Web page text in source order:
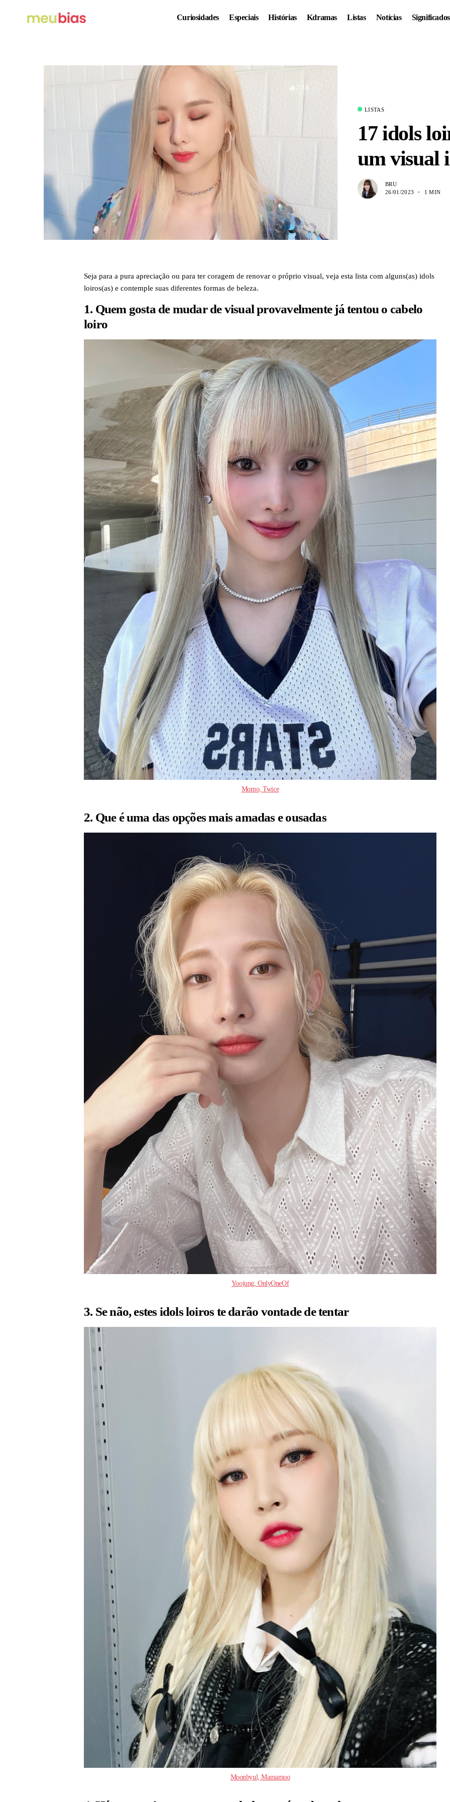
Curiosidades Especiais Histórias Kdramas Listas Notícias Significados
2.3K
LISTAS
17 idols
um visual
BRU
26/01/2023
1 MIN
Seja para a pura apreciação ou para ter coragem de renovar o próprio visual, veja esta lista com alguns(as) idols
loiros(as) e contemple suas diferentes formas de beleza.
1. Quem gosta de mudar de visual provavelmente já tentou o cabelo
loiro
Momo, Twice
2. Que é uma das opções mais amadas e ousadas
Yoojung, OnlyOneOf
3. Se não, estes idols loiros te darão vontade de tentar
Moonbyul, Mamamoo